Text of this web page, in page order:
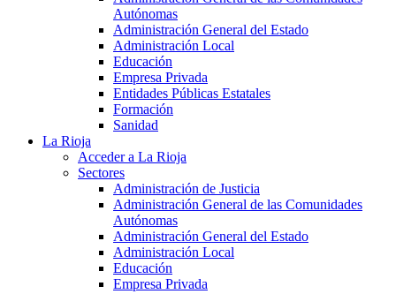
Autónomas
Administración General del Estado
Administración Local
Educación
Empresa Privada
Entidades Públicas Estatales
Formación
Sanidad
La Rioja
Acceder a La Rioja
Sectores
Administración de Justicia
Administración General de las Comunidades
Autónomas
Administración General del Estado
Administración Local
Educación
Empresa Privada